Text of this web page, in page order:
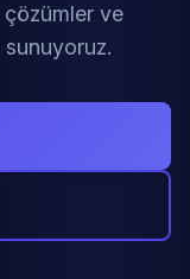
çözümler ve